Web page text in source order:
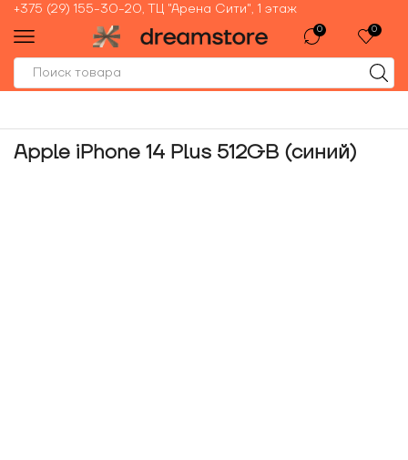
+375 (29) 155-30-20, ТЦ "Арена Сити", 1 этаж
0 0
Apple iPhone 14 Plus 512GB (синий)